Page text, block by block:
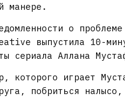
манере.
о
выпустила 10-
сериала Аллана
которого играет
побриться